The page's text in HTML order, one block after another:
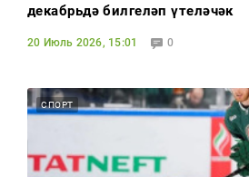
декабрьдә билгеләп үтеләчәк
20 Июль 2026, 15:01 0
СПОРТ